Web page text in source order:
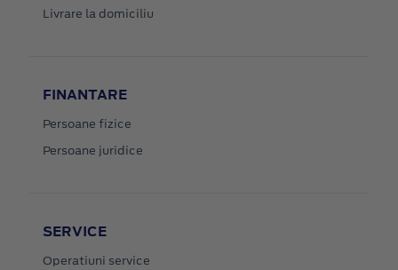
Livrare la domiciliu
FINANTARE
Persoane fizice
Persoane juridice
SERVICE
Operatiuni service